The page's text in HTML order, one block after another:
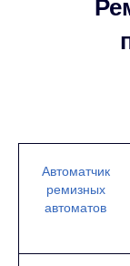
Автоматчик
ремизных
автоматов